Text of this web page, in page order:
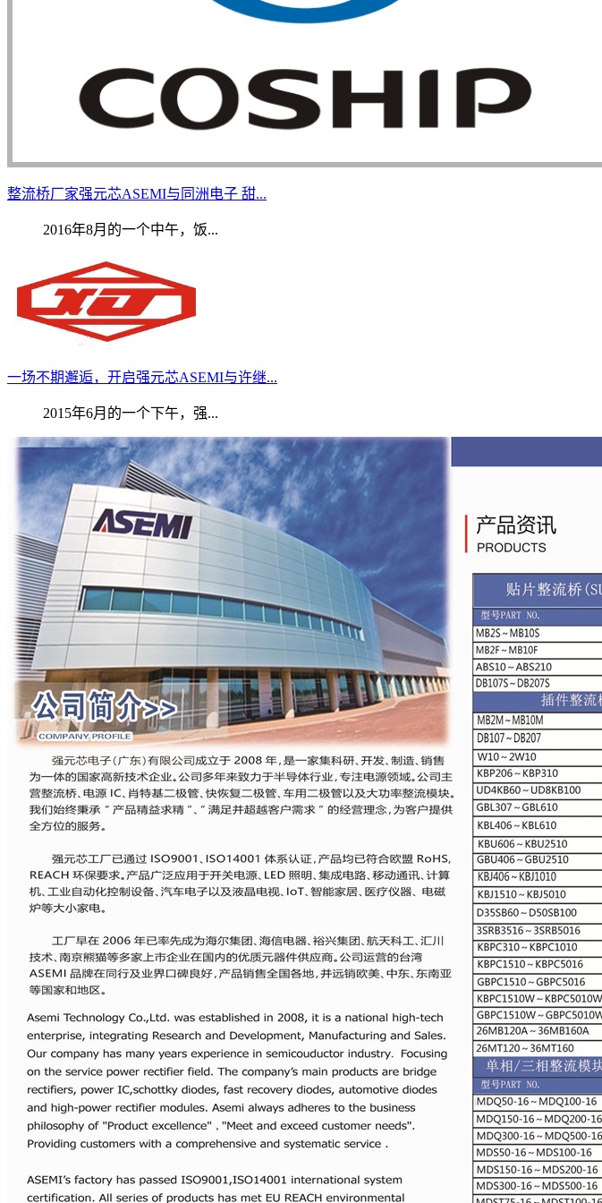
整流桥厂家强元芯ASEMI与同洲电子 甜...
2016年8月的一个中午，饭...
一场不期邂逅，开启强元芯ASEMI与许继...
2015年6月的一个下午，强...